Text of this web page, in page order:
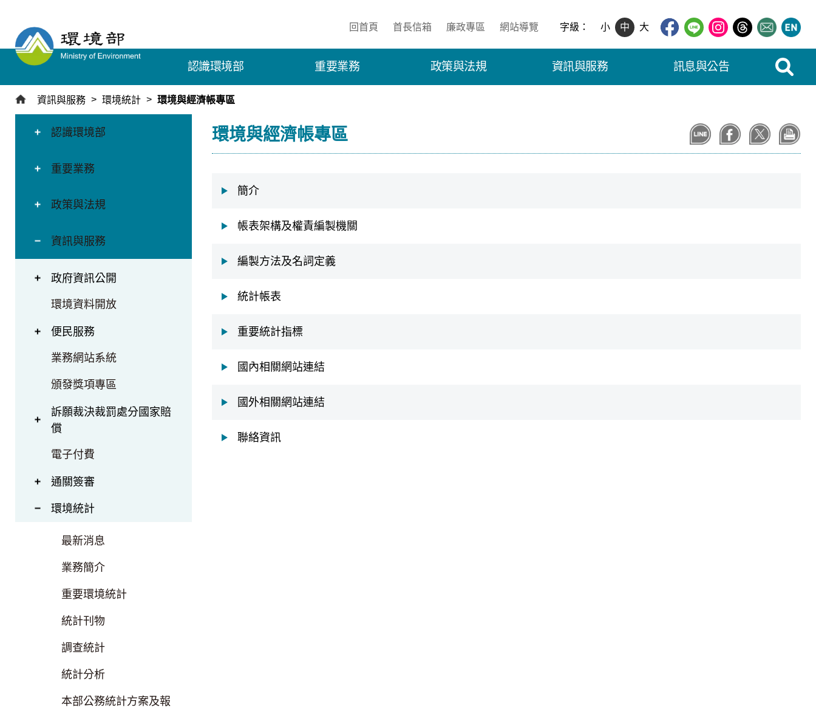
容
回首頁 首長信箱 廉政專區 網站導覽 字級： 小 中 大
認識環境部 重要業務 政策與法規 資訊與服務 訊息與公告
展開搜尋
資訊與服務 環境統計 環境與經濟帳專區
認識環境部
重要業務
政策與法規
資訊與服務
政府資訊公開
環境資料開放
便民服務
業務網站系統
頒發獎項專區
訴願裁決裁罰處分國家賠
償
電子付費
通關簽審
環境統計
最新消息
業務簡介
重要環境統計
統計刊物
調查統計
統計分析
本部公務統計方案及報
環境與經濟帳專區
簡介
帳表架構及權責編製機關
編製方法及名詞定義
統計帳表
重要統計指標
國內相關網站連結
國外相關網站連結
聯絡資訊